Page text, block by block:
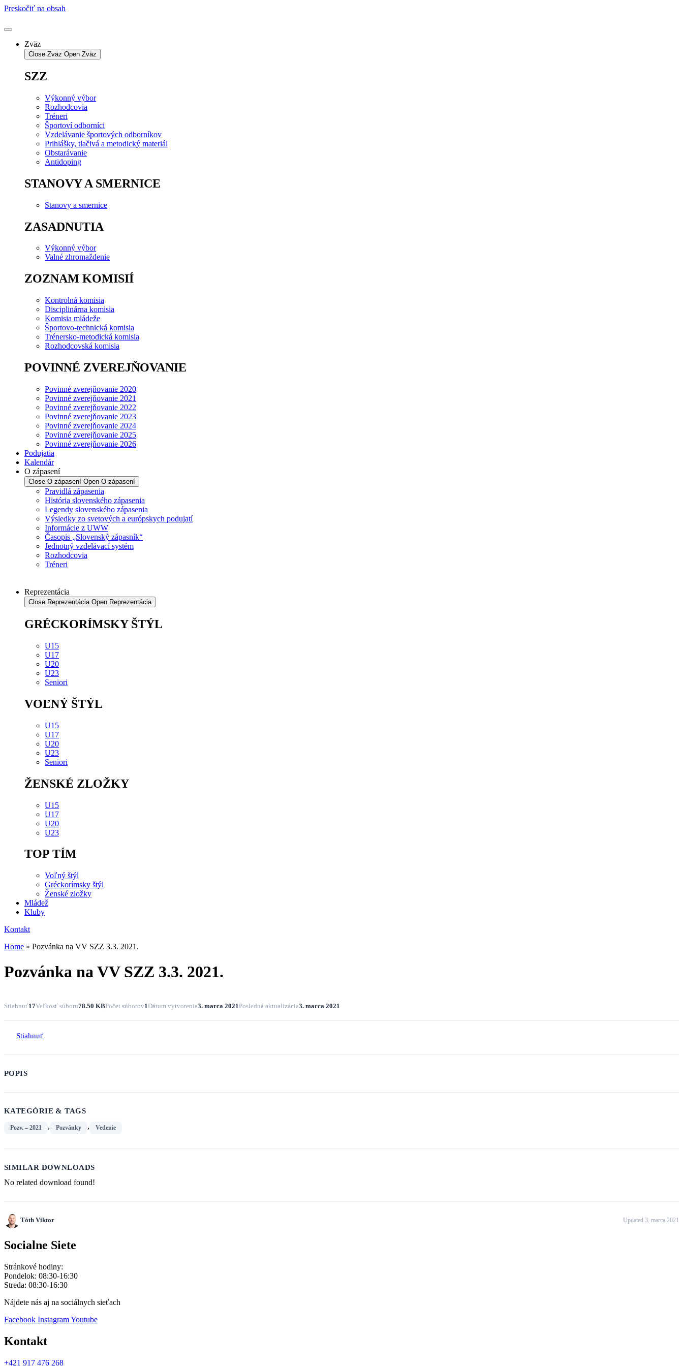
Preskočiť na obsah
Zväz
Close Zväz Open Zväz
SZZ
Výkonný výbor
Rozhodcovia
Tréneri
Športoví odborníci
Vzdelávanie športových odborníkov
Prihlášky, tlačivá a metodický materiál
Obstarávanie
Antidoping
STANOVY A SMERNICE
Stanovy a smernice
ZASADNUTIA
Výkonný výbor
Valné zhromaždenie
ZOZNAM KOMISIÍ
Kontrolná komisia
Disciplinárna komisia
Komisia mládeže
Športovo-technická komisia
Trénersko-metodická komisia
Rozhodcovská komisia
POVINNÉ ZVEREJŇOVANIE
Povinné zverejňovanie 2020
Povinné zverejňovanie 2021
Povinné zverejňovanie 2022
Povinné zverejňovanie 2023
Povinné zverejňovanie 2024
Povinné zverejňovanie 2025
Povinné zverejňovanie 2026
Podujatia
Kalendár
O zápasení
Close O zápasení Open O zápasení
Pravidlá zápasenia
História slovenského zápasenia
Legendy slovenského zápasenia
Výsledky zo svetových a európskych podujatí
Informácie z UWW
Časopis „Slovenský zápasník“
Jednotný vzdelávací systém
Rozhodcovia
Tréneri
Reprezentácia
Close Reprezentácia Open Reprezentácia
GRÉCKORÍMSKY ŠTÝL
U15
U17
U20
U23
Seniori
VOĽNÝ ŠTÝL
U15
U17
U20
U23
Seniori
ŽENSKÉ ZLOŽKY
U15
U17
U20
U23
TOP TÍM
Voľný štýl
Gréckorímsky štýl
Ženské zložky
Mládež
Kluby
Kontakt
Home » Pozvánka na VV SZZ 3.3. 2021.
Pozvánka na VV SZZ 3.3. 2021.
Stiahnuť17Veľkosť súboru78.50 KBPočet súborov1Dátum vytvorenia3. marca 2021Posledná aktualizácia3. marca 2021
Stiahnuť
POPIS
KATEGÓRIE & TAGS
Pozv. – 2021 , Pozvánky , Vedenie
SIMILAR DOWNLOADS
No related download found!
Tóth Viktor Updated 3. marca 2021
Socialne Siete
Stránkové hodiny:
Pondelok: 08:30-16:30
Streda: 08:30-16:30
Nájdete nás aj na sociálnych sieťach
Facebook InstagramYoutube
Kontakt
+421 917 476 268